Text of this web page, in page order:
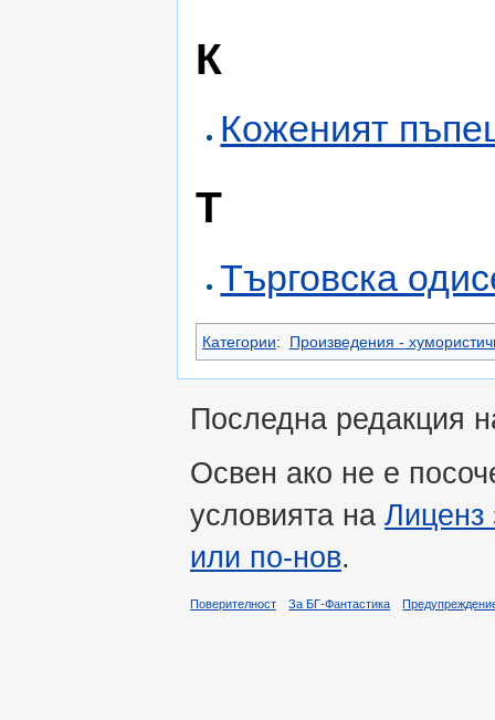
К
Коженият
Т
Търговска
Категории: Произведения -
Последна редакция
Освен ако не е
условията на Лиценз
или по-нов.
Поверителност За БГ-Фантастика